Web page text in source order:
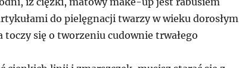
do pielęgnacji twarzy w wieku dorosłym
toczy się o tworzeniu cudownie trwałego